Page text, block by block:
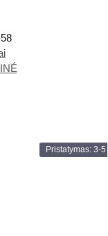
Pristatymas: 3-